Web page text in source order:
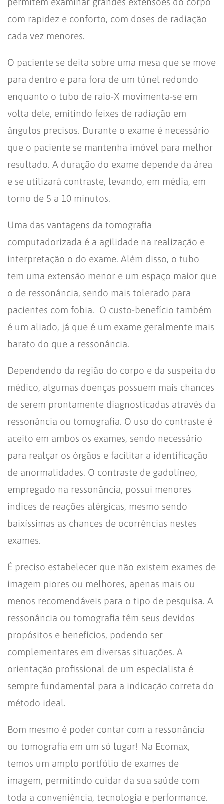
com rapidez e conforto, com doses de radiação
cada vez menores.
O paciente se deita sobre uma mesa que se move
para dentro e para fora de um túnel redondo
enquanto o tubo de raio-X movimenta-se em
volta dele, emitindo feixes de radiação em
ângulos precisos. Durante o exame é necessário
que o paciente se mantenha imóvel para melhor
resultado. A duração do exame depende da área
e se utilizará contraste, levando, em média, em
torno de 5 a 10 minutos.
Uma das vantagens da tomografia
computadorizada é a agilidade na realização e
interpretação o do exame. Além disso, o tubo
tem uma extensão menor e um espaço maior que
o de ressonância, sendo mais tolerado para
pacientes com fobia. O custo-benefício também
é um aliado, já que é um exame geralmente mais
barato do que a ressonância.
Dependendo da região do corpo e da suspeita do
médico, algumas doenças possuem mais chances
de serem prontamente diagnosticadas através da
ressonância ou tomografia. O uso do contraste é
aceito em ambos os exames, sendo necessário
para realçar os órgãos e facilitar a identificação
de anormalidades. O contraste de gadolíneo,
empregado na ressonância, possui menores
índices de reações alérgicas, mesmo sendo
baixíssimas as chances de ocorrências nestes
exames.
É preciso estabelecer que não existem exames de
imagem piores ou melhores, apenas mais ou
menos recomendáveis para o tipo de pesquisa. A
ressonância ou tomografia têm seus devidos
propósitos e benefícios, podendo ser
complementares em diversas situações. A
orientação profissional de um especialista é
sempre fundamental para a indicação correta do
método ideal.
Bom mesmo é poder contar com a ressonância
ou tomografia em um só lugar! Na Ecomax,
temos um amplo portfólio de exames de
imagem, permitindo cuidar da sua saúde com
toda a conveniência, tecnologia e performance.